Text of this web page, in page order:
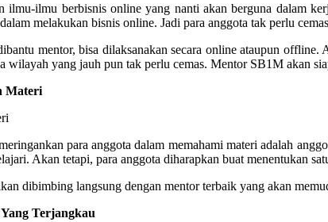
ilmu-ilmu berbisnis online yang nanti akan berguna dalam
melakukan bisnis online. Jadi para anggota tak perlu
mentor, bisa dilaksanakan secara online ataupun
wilayah yang jauh pun tak perlu cemas. Mentor SB1M akan
Materi
para anggota dalam memahami materi adalah
Akan tetapi, para anggota diharapkan buat menentukan
dibimbing langsung dengan mentor terbaik yang akan
Terjangkau